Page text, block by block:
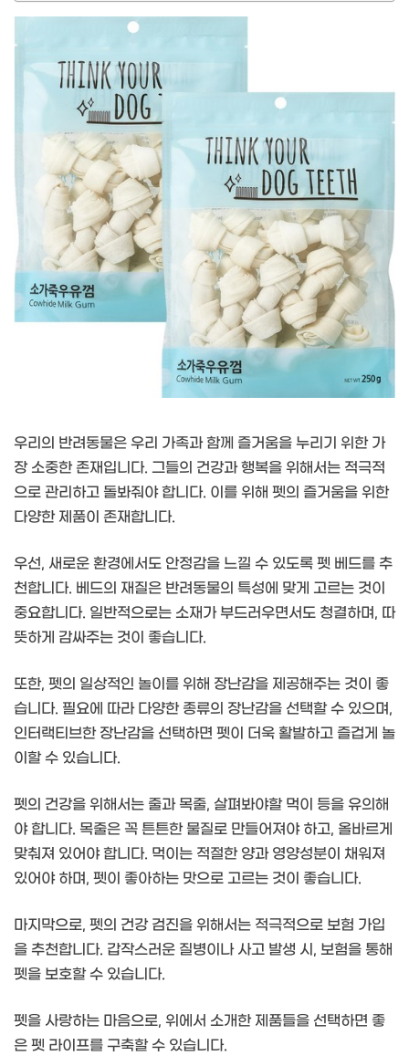
우리의 반려동물은 우리 가족과 함께 즐거움을 누리기 위한 가
장 소중한 존재입니다. 그들의 건강과 행복을 위해서는 적극적
으로 관리하고 돌봐줘야 합니다. 이를 위해 펫의 즐거움을 위한
다양한 제품이 존재합니다.
우선, 새로운 환경에서도 안정감을 느낄 수 있도록 펫 베드를 추
천합니다. 베드의 재질은 반려동물의 특성에 맞게 고르는 것이
중요합니다. 일반적으로는 소재가 부드러우면서도 청결하며, 따
뜻하게 감싸주는 것이 좋습니다.
또한, 펫의 일상적인 놀이를 위해 장난감을 제공해주는 것이 좋
습니다. 필요에 따라 다양한 종류의 장난감을 선택할 수 있으며,
인터랙티브한 장난감을 선택하면 펫이 더욱 활발하고 즐겁게 놀
이할 수 있습니다.
펫의 건강을 위해서는 줄과 목줄, 살펴봐야할 먹이 등을 유의해
야 합니다. 목줄은 꼭 튼튼한 물질로 만들어져야 하고, 올바르게
맞춰져 있어야 합니다. 먹이는 적절한 양과 영양성분이 채워져
있어야 하며, 펫이 좋아하는 맛으로 고르는 것이 좋습니다.
마지막으로, 펫의 건강 검진을 위해서는 적극적으로 보험 가입
을 추천합니다. 갑작스러운 질병이나 사고 발생 시, 보험을 통해
펫을 보호할 수 있습니다.
펫을 사랑하는 마음으로, 위에서 소개한 제품들을 선택하면 좋
은 펫 라이프를 구축할 수 있습니다.